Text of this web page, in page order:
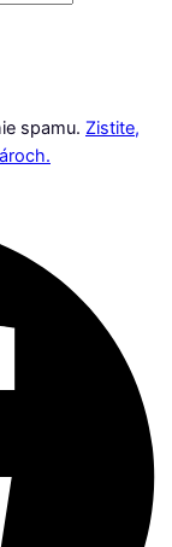
spamu. Zistite,